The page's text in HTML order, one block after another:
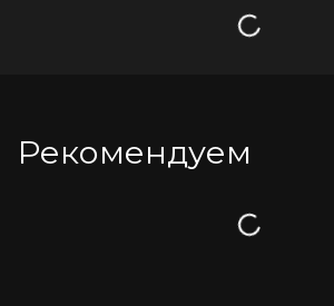
Загрузка
Рекомендуем
Загрузка